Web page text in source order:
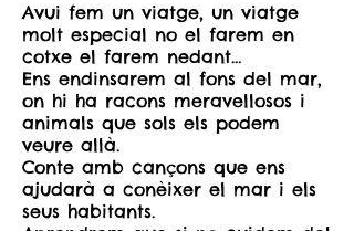
Avui fem un viatge, un viatge
molt especial no el farem en
cotxe el farem nedant…
Ens endinsarem al fons del mar,
on hi ha racons meravellosos i
animals que sols els podem
veure allà.
Conte amb cançons que ens
ajudarà a conèixer el mar i els
seus habitants.